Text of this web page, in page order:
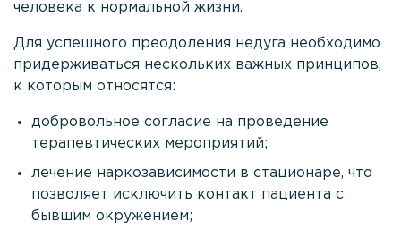
Лечение зависимости от спайса
Лечение зависимости от ЛСД
Реабилитация наркозависимости на Кипре
Наркологическая помощь
Консультация нарколога
Вызов нарколога на дом
Психологическая помощь
человека к нормальной жизни.
Для успешного преодоления недуга необходимо
придерживаться нескольких важных принципов,
к которым относятся:
добровольное согласие на проведение
терапевтических мероприятий;
лечение наркозависимости в стационаре, что
позволяет исключить контакт пациента с
бывшим окружением;